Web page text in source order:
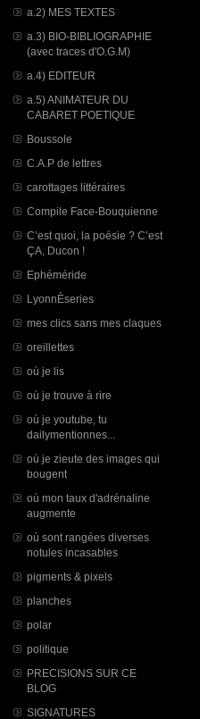
a.2) MES TEXTES
a.3) BIO-BIBLIOGRAPHIE
(avec traces d'O.G.M)
a.4) EDITEUR
a.5) ANIMATEUR DU
CABARET POETIQUE
Boussole
C.A.P de lettres
carottages littéraires
Compile Face-Bouquienne
C’est quoi, la poésie ? C’est
ÇA, Ducon !
Ephéméride
LyonnÈseries
mes clics sans mes claques
oreillettes
où je lis
où je trouve à rire
où je youtube, tu
dailymentionnes...
où je zieute des images qui
bougent
où mon taux d'adrénaline
augmente
où sont rangées diverses
notules incasables
pigments & pixels
planches
polar
politique
PRECISIONS SUR CE
BLOG
SIGNATURES